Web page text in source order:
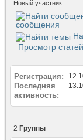
Новый участник
сообщения
Просмотр статей
Регистрация
Последняя
активность
2 Группы